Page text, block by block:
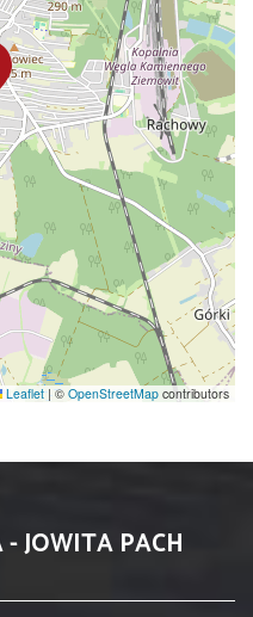
Leaflet |© OpenStreetMap contributors
JOWITA PACH